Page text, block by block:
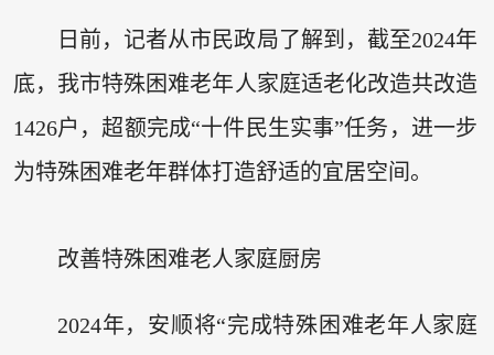
日前，记者从市民政局了解到，截至2024年
底，我市特殊困难老年人家庭适老化改造共改造
1426户，超额完成“十件民生实事”任务，进一步
为特殊困难老年群体打造舒适的宜居空间。
改善特殊困难老人家庭厨房
2024年，安顺将“完成特殊困难老年人家庭